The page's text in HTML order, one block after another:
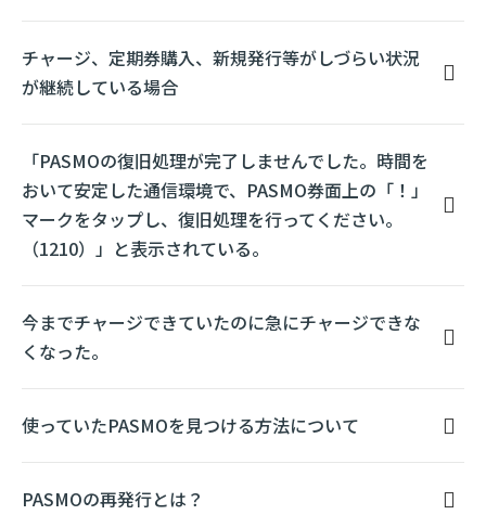
チャージ、定期券購入、新規発行等がしづらい状況
が継続している場合
「PASMOの復旧処理が完了しませんでした。時間を
おいて安定した通信環境で、PASMO券面上の「！」
マークをタップし、復旧処理を行ってください。
（1210）」と表示されている。
今までチャージできていたのに急にチャージできな
くなった。
使っていたPASMOを見つける方法について
PASMOの再発行とは？